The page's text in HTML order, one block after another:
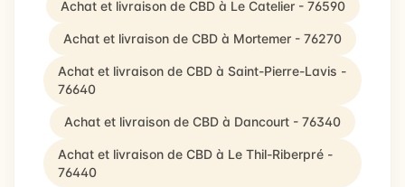
Achat et livraison de CBD à Le Catelier - 76590
Achat et livraison de CBD à Mortemer - 76270
Achat et livraison de CBD à Saint-Pierre-Lavis -
76640
Achat et livraison de CBD à Dancourt - 76340
Achat et livraison de CBD à Le Thil-Riberpré -
76440